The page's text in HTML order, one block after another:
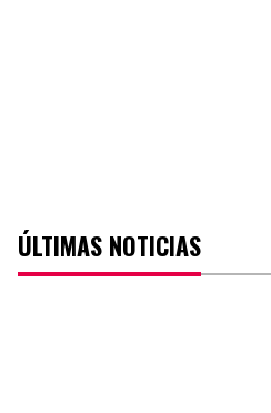
ÚLTIMAS NOTICIAS